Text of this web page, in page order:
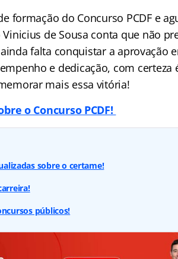
formação do Concurso PCDF e
de Sousa conta que não
falta conquistar a aprovação
e dedicação, com certeza
mais essa vitória!
o Concurso PCDF!
sobre o certame!
públicos!